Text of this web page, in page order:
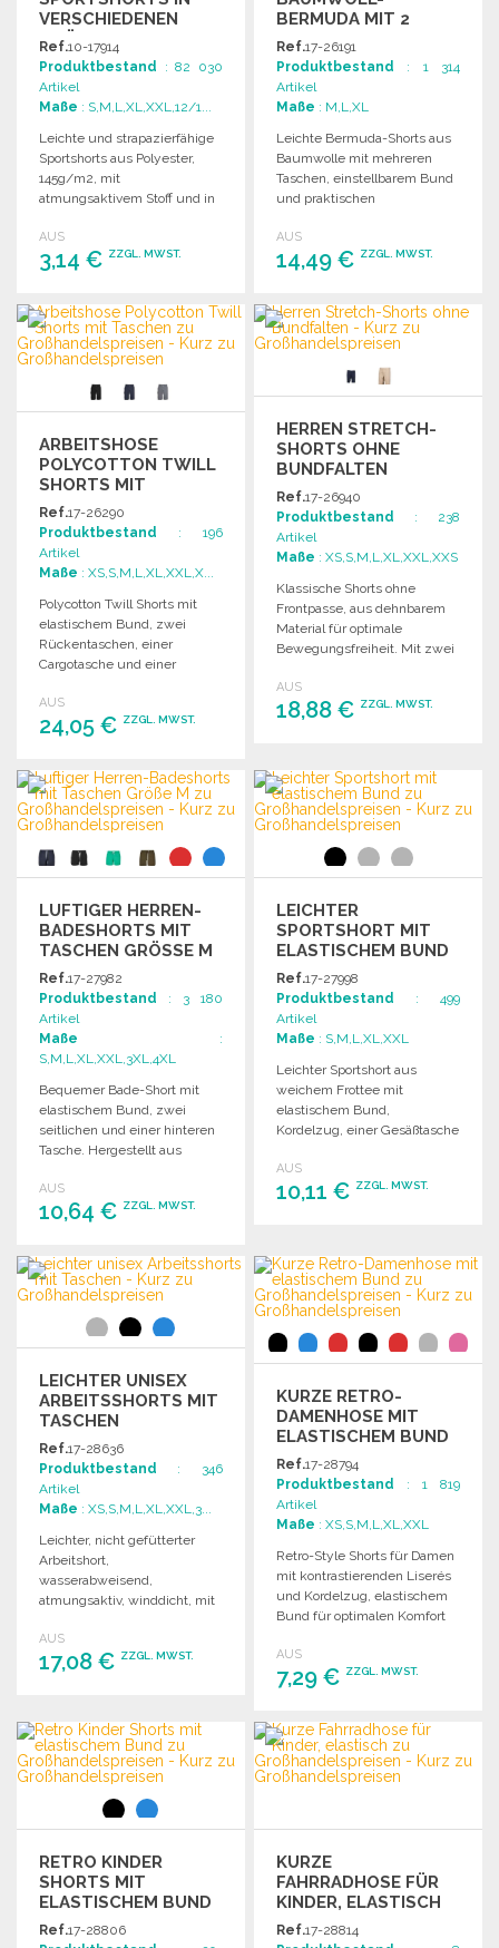
VERSCHIEDENEN
GRÖSSEN
Ref.10-17914
Produktbestand : 82 030
Artikel
Maße : S,M,L,XL,XXL,12/1...
Leichte und strapazierfähige
Sportshorts aus Polyester,
145g/m2, mit
atmungsaktivem Stoff und in
erhältlich.
AUS
3,14 € ZZGL. MWST.
BESTELLEN
Angebot anfordern
BERMUDA MIT 2
TASCHEN ZU
GROSSHANDELSPREISEN
Ref.17-26191
Produktbestand : 1 314
Artikel
Maße : M,L,XL
Leichte Bermuda-Shorts aus
Baumwolle mit mehreren
Taschen, einstellbarem Bund
und praktischen
optimalen Komfort.
AUS
14,49 € ZZGL. MWST.
BESTELLEN
Angebot anfordern
ARBEITSHOSE
POLYCOTTON TWILL
SHORTS MIT
TASCHEN
Ref.17-26290
Produktbestand : 196
Artikel
Maße : XS,S,M,L,XL,XXL,X...
Polycotton Twill Shorts mit
elastischem Bund, zwei
Rückentaschen, einer
Cargotasche und einer
dem Bund für zusätzlichen
Komfort.
AUS
24,05 € ZZGL. MWST.
BESTELLEN
Angebot anfordern
HERREN STRETCH-
SHORTS OHNE
BUNDFALTEN
Ref.17-26940
Produktbestand : 238
Artikel
Maße : XS,S,M,L,XL,XXL,XXS
Klassische Shorts ohne
Frontpasse, aus dehnbarem
Material für optimale
Bewegungsfreiheit. Mit zwei
Einschubtaschen.
AUS
18,88 € ZZGL. MWST.
Angebot anfordern
LUFTIGER HERREN-
BADESHORTS MIT
TASCHEN GRÖSSE M
Ref.17-27982
Produktbestand : 3 180
Artikel
Maße :
S,M,L,XL,XXL,3XL,4XL
Bequemer Bade-Short mit
elastischem Bund, zwei
seitlichen und einer hinteren
Tasche. Hergestellt aus
trocknendem Material.
AUS
10,64 € ZZGL. MWST.
BESTELLEN
Angebot anfordern
LEICHTER
SPORTSHORT MIT
ELASTISCHEM BUND
ZU
GROSSHANDELSPREISEN
Ref.17-27998
Produktbestand : 499
Artikel
Maße : S,M,L,XL,XXL
Leichter Sportshort aus
weichem Frottee mit
elastischem Bund,
Kordelzug, einer Gesäßtasche
AUS
10,11 € ZZGL. MWST.
Angebot anfordern
LEICHTER UNISEX
ARBEITSSHORTS MIT
TASCHEN
Ref.17-28636
Produktbestand : 346
Artikel
Maße : XS,S,M,L,XL,XXL,3...
Leichter, nicht gefütterter
Arbeitshort,
wasserabweisend,
atmungsaktiv, winddicht, mit
teilweiser elastischer Taille.
Unisex-Modell.
AUS
17,08 € ZZGL. MWST.
Angebot anfordern
KURZE RETRO-
DAMENHOSE MIT
ELASTISCHEM BUND
Ref.17-28794
Produktbestand : 1 819
Artikel
Maße : XS,S,M,L,XL,XXL
Retro-Style Shorts für Damen
mit kontrastierenden Liserés
und Kordelzug, elastischem
Bund für optimalen Komfort
AUS
7,29 € ZZGL. MWST.
BESTELLEN
Angebot anfordern
RETRO KINDER
SHORTS MIT
ELASTISCHEM BUND
Ref.17-28806
KURZE
FAHRRADHOSE FÜR
KINDER, ELASTISCH
ZU
GROSSHANDELSPREISEN
Ref.17-28814